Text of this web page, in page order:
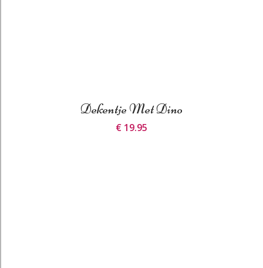
Dekentje Met Dino
€ 19.95